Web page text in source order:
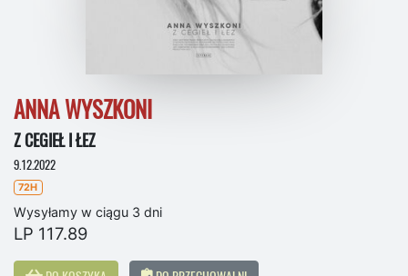
ANNA WYSZKONI
Z CEGIEŁ I ŁEZ
9.12.2022
72H
Wysyłamy w ciągu 3 dni
LP 117.89